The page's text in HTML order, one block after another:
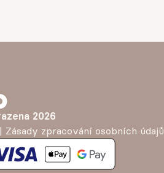
2026
| Zásady zpracování osobních údajů